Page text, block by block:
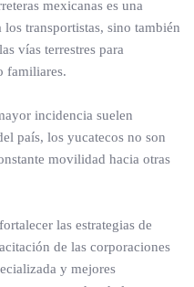
mexicanas es una
transportistas, sino también
vías terrestres para
familiares.
incidencia suelen
país, los yucatecos no son
movilidad hacia otras
las estrategias de
de las corporaciones
y mejores